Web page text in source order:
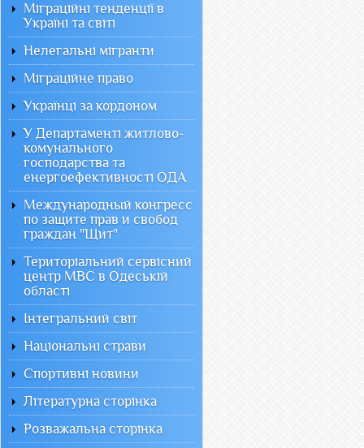
Міграційні тенденції в
Україні та світі
Нелегальні мігранти
Міграційне право
Українці за кордоном
У Департаменті житлово-
комунального
господарства та
енергоефективності ОДА
Международный конгресс
по защите прав и свобод
граждан "Щит"
Територіальний сервісний
центр МВС в Одеській
області
Інтегральний світ
Національні страви
Спортивні новини
Літературна сторінка
Розважальна сторінка